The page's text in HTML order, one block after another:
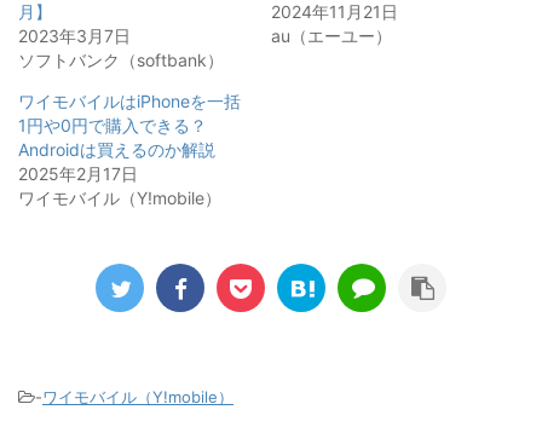
月】
2023年3月7日
ソフトバンク（softbank）
2024年11月21日
au（エーユー）
ワイモバイルはiPhoneを一括
1円や0円で購入できる？
Androidは買えるのか解説
2025年2月17日
ワイモバイル（Y!mobile）
-ワイモバイル（Y!mobile）